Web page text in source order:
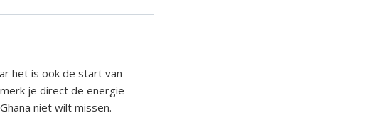
het is ook de start van
je direct de energie
niet wilt missen.